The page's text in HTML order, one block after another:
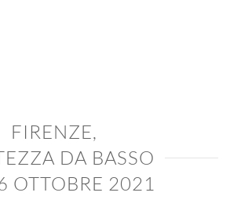
FIRENZE,
DA BASSO
OTTOBRE 2021